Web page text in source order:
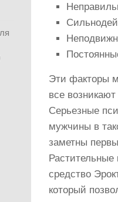
Эти факторы
все
Серьезные
мужчины в
заметны
Растительные
средство
который